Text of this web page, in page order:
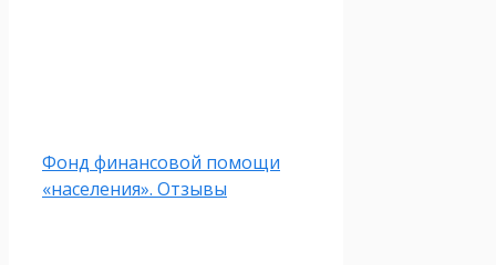
Фонд финансовой помощи
«населения». Отзывы